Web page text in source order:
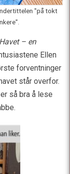
"på tokt
Havet – en
Ellen
forventninger
står overfor.
så bra å lese